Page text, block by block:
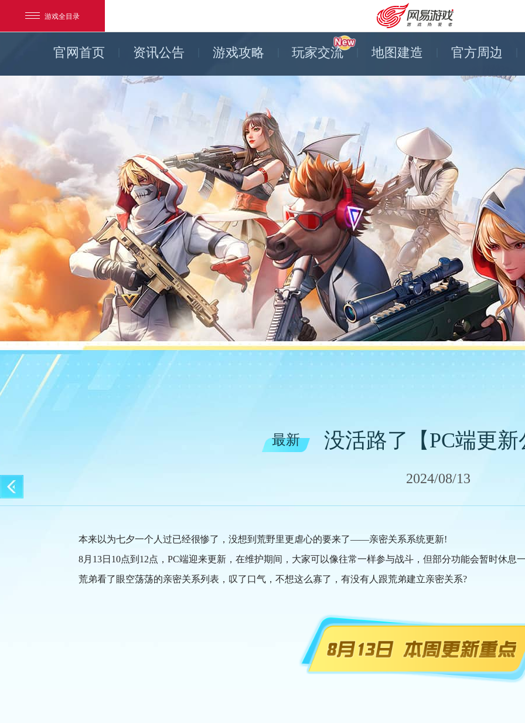
游戏全目录
网易游戏
游戏爱好者
我的足迹： 荒野行动
安卓充值 客服中心
官网首页 资讯公告 游戏攻略 玩家交流 地图建造 官方周边
最新 没活路了【PC端更
2024/08/13
本来以为七夕一个人过已经很惨了，没想到荒野里更虐心的要来了——亲密关系系统更新!
8月13日10点到12点，PC端迎来更新，在维护期间，大家可以像往常一样参与战斗，但部分功能会暂时休息
荒弟看了眼空荡荡的亲密关系列表，叹了口气，不想这么寡了，有没有人跟荒弟建立亲密关系?